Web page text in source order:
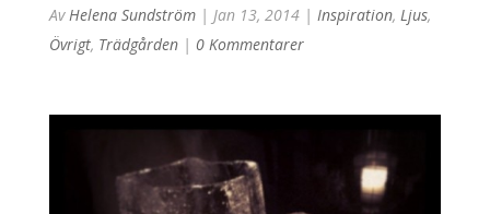
AvHelena Sundström| Jan 13, 2014| Inspiration, Ljus,
Övrigt, Trädgården| 0 Kommentarer